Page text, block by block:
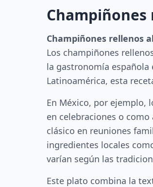
Champiñones rellenos
Los champiñones
la gastronomía española
Latinoamérica, esta
En México, por ejemplo,
en celebraciones o
clásico en reuniones
ingredientes locales
varían según las
Este plato combina la